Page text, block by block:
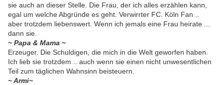
sie auch an dieser Stelle. Die Frau, der ich alles erzählen kann,
egal um welche Abgründe es geht. Verwirrter FC. Köln Fan ..
aber trotzdem liebenswert. Wenn ich jemals eine Frau heirate ...
dann sie.
~ Papa & Mama ~
Erzeuger. Die Schuldigen, die mich in die Welt geworfen haben.
Ich lieb sie trotzdem .. auch wenn sie einen nicht unwesentlichen
Teil zum täglichen Wahnsinn beisteuern.
~ Armi~